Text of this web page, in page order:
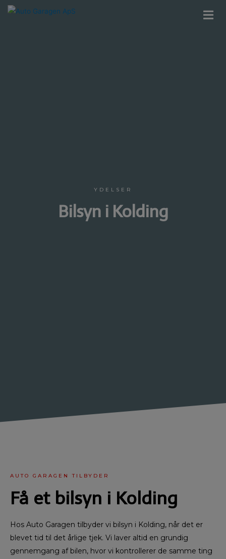
YDELSER
Bilsyn i Kolding
AUTO GARAGEN TILBYDER
Få et bilsyn i Kolding
Hos Auto Garagen tilbyder vi bilsyn i Kolding, når det er
blevet tid til det årlige tjek. Vi laver altid en grundig
gennemgang af bilen, hvor vi kontrollerer de samme ting